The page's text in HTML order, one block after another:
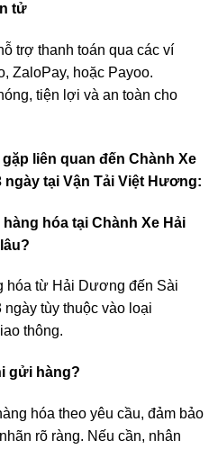
tử
trợ thanh toán qua các ví
ZaloPay, hoặc Payoo.
tiện lợi và an toàn cho
liên quan đến Chành Xe
ngày tại Vận Tải Việt Hương:
hàng hóa tại Chành Xe Hải
hóa từ Hải Dương đến Sài
tùy thuộc vào loại
thông.
gửi hàng?
hóa theo yêu cầu, đảm bảo
rõ ràng. Nếu cần, nhân